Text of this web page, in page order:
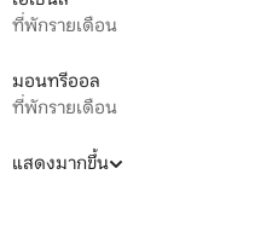
ที่พักรายเดือน
มอนทรีออล
ที่พักรายเดือน
แสดงมากขึ้น